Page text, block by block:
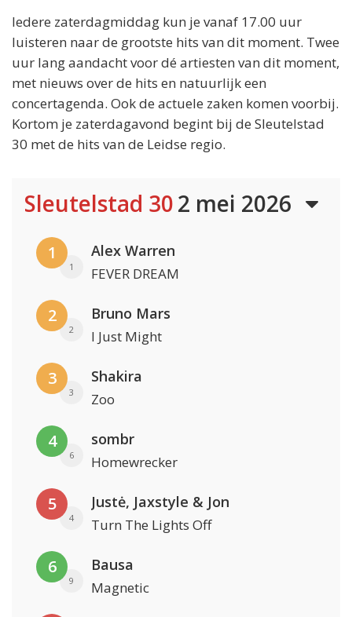
Iedere zaterdagmiddag kun je vanaf 17.00 uur
luisteren naar de grootste hits van dit moment. Twee
uur lang aandacht voor dé artiesten van dit moment,
met nieuws over de hits en natuurlijk een
concertagenda. Ook de actuele zaken komen voorbij.
Kortom je zaterdagavond begint bij de Sleutelstad
30 met de hits van de Leidse regio.
Sleutelstad 302 mei 2026
1
1
Alex Warren
FEVER DREAM
2
2
Bruno Mars
I Just Might
3
3
Shakira
Zoo
4
6
sombr
Homewrecker
5
4
Justė, Jaxstyle & Jon
Turn The Lights Off
6
9
Bausa
Magnetic